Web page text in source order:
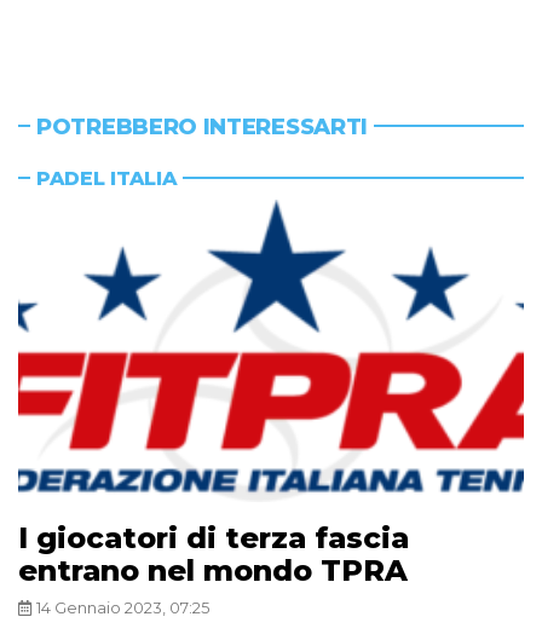
POTREBBERO INTERESSARTI
PADEL ITALIA
I giocatori di terza fascia
entrano nel mondo TPRA
14 Gennaio 2023, 07:25